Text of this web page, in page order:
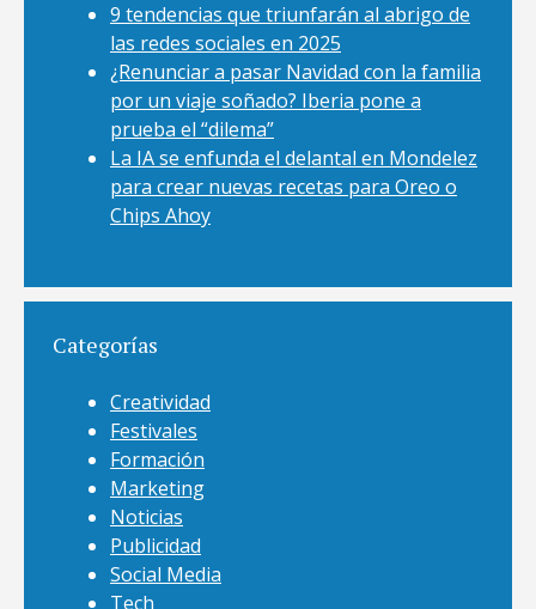
9 tendencias que triunfarán al abrigo de
las redes sociales en 2025
¿Renunciar a pasar Navidad con la familia
por un viaje soñado? Iberia pone a
prueba el “dilema”
La IA se enfunda el delantal en Mondelez
para crear nuevas recetas para Oreo o
Chips Ahoy
Categorías
Creatividad
Festivales
Formación
Marketing
Noticias
Publicidad
Social Media
Tech